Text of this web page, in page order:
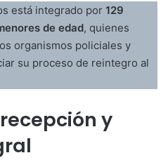
está integrado por 129
de edad, quienes
organismos policiales y
su proceso de reintegro al
y